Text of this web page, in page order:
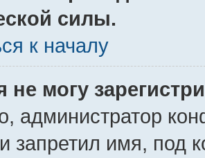
силы.
к началу
не могу
администратор
запретил имя, под